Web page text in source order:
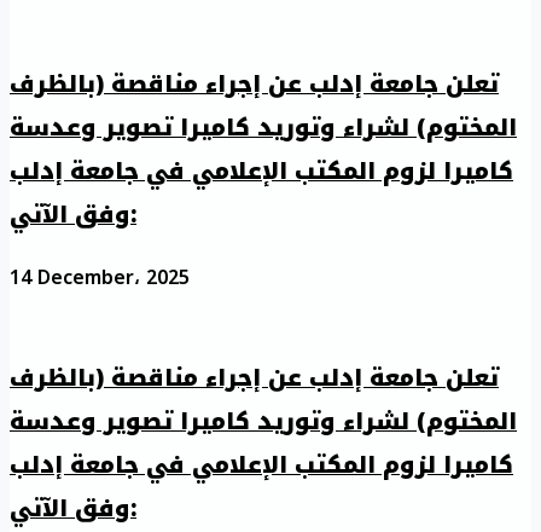
تعلن جامعة إدلب عن إجراء مناقصة (بالظرف
المختوم) لشراء وتوريد كاميرا تصوير وعدسة
كاميرا لزوم المكتب الإعلامي في جامعة إدلب
وفق الآتي:
14 December، 2025
تعلن جامعة إدلب عن إجراء مناقصة (بالظرف
المختوم) لشراء وتوريد كاميرا تصوير وعدسة
كاميرا لزوم المكتب الإعلامي في جامعة إدلب
وفق الآتي: